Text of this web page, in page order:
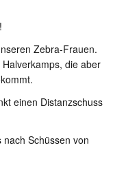
Zebra-Frauen.
die aber
einen Distanzschuss
Schüssen von